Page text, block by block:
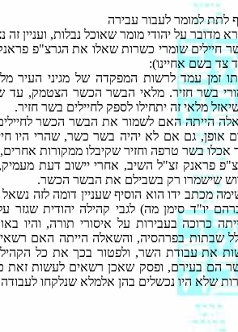
לתת למומר לעבור עבירה
מדובר על יהודי מומר שאוכל נבלות, ועניין
חיילים שומרי כשרות שאלו את הגרצ"פ
צד בשם אחיינו):
זמן עמד לרשות המפקדה של מגיני העיר
בשר חזיר. מלאי הבשר הכשר הצטמק, עד
מלאי זה יתחילו לספק לחיילים בשר חזיר.
הייתה האם לשמור את הבשר הכשר
אופן, גם אם לא יהיה בשר כשר, שהרי היו
אכלו בשר טרפה וחזיר שקיבלו ממקורות
פראנק זצ"ל השיב, אחרי יישוב דעת
שישמרו רק בשבילם את הבשר הכשר.
מכתב ידו הוא הוסיף שעניין דומה לזה
יו"ד סימן מה) לגבי קהילה יהודית שגזר
כרוכה בעבירות על איסורי תורה, והיו
שבתות בפרהסיה, והשאלה הייתה האם
את עבודת השר, ולפטור בכך את כל
הם בעירם, ופסק שאכן רשאים לעשות זאת
שלא היו נכשלים בהן אלמלא שנלקחו לעבודה